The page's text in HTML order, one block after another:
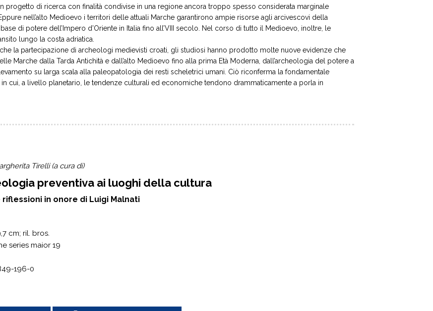
progetto di ricerca con finalità condivise in una regione ancora troppo spesso considerata marginale
nell’alto Medioevo i territori delle attuali Marche garantirono ampie risorse agli arcivescovi della
di potere dell’Impero d’Oriente in Italia fino all’VIII secolo. Nel corso di tutto il Medioevo, inoltre, le
lungo la costa adriatica.
la partecipazione di archeologi medievisti croati, gli studiosi hanno prodotto molte nuove evidenze che
Marche dalla Tarda Antichità e dall’alto Medioevo fino alla prima Età Moderna, dall’archeologia del potere a
su larga scala alla paleopatologia dei resti scheletrici umani. Ciò riconferma la fondamentale
cui, a livello planetario, le tendenze culturali ed economiche tendono drammaticamente a porla in
Tirelli (a cura di)
preventiva ai luoghi della cultura
riflessioni in onore di Luigi Malnati
cm; ril. bros.
series maior 19
196-0